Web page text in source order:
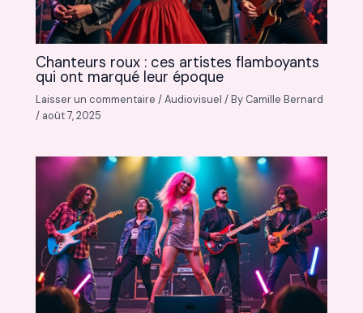
Chanteurs roux : ces artistes flamboyants
qui ont marqué leur époque
Laisser un commentaire /Audiovisuel / By Camille Bernard
/ août 7, 2025